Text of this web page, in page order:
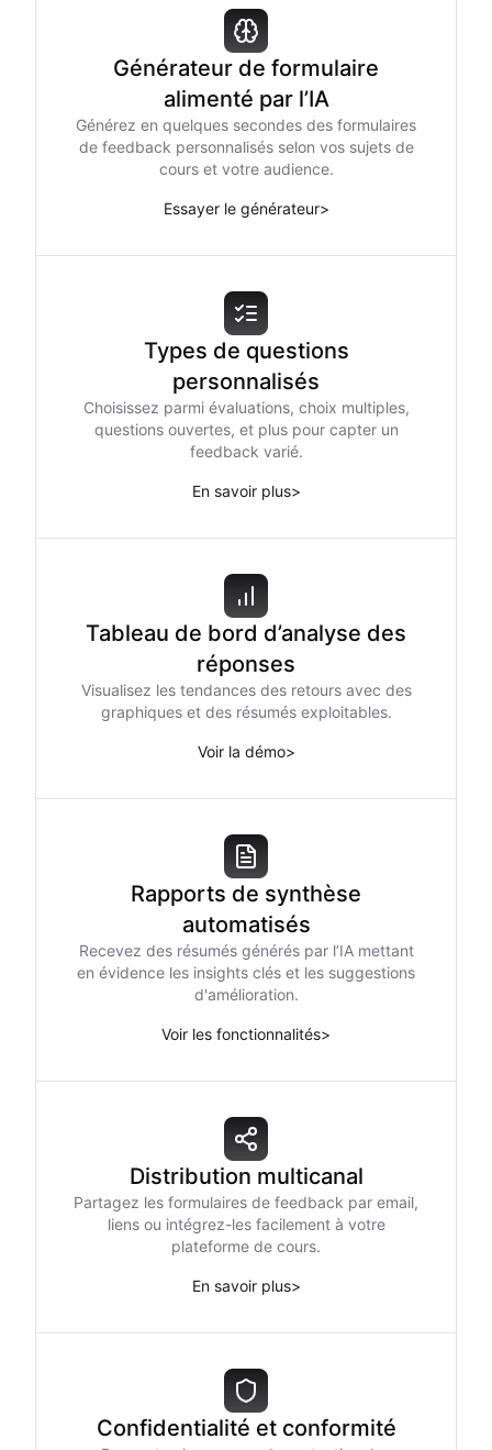
Générateur de formulaire
alimenté par l’IA
Générez en quelques secondes des formulaires
de feedback personnalisés selon vos sujets de
cours et votre audience.
Essayer le générateur>
Types de questions
personnalisés
Choisissez parmi évaluations, choix multiples,
questions ouvertes, et plus pour capter un
feedback varié.
En savoir plus>
Tableau de bord d’analyse des
réponses
Visualisez les tendances des retours avec des
graphiques et des résumés exploitables.
Voir la démo>
Rapports de synthèse
automatisés
Recevez des résumés générés par l’IA mettant
en évidence les insights clés et les suggestions
d'amélioration.
Voir les fonctionnalités>
Distribution multicanal
Partagez les formulaires de feedback par email,
liens ou intégrez-les facilement à votre
plateforme de cours.
En savoir plus>
Confidentialité et conformité